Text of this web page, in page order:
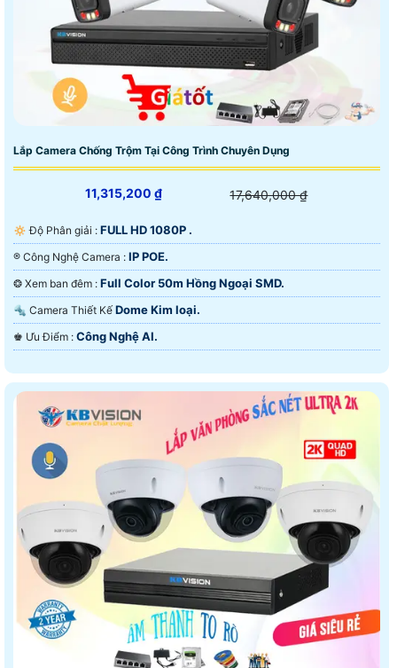
Lắp Camera Chống Trộm Tại Công Trình Chuyên Dụng
11,315,200 ₫ 17,640,000 ₫
🔅 Độ Phân giải : FULL HD 1080P .
®️ Công Nghệ Camera : IP POE.
❂ Xem ban đêm : Full Color 50m Hồng Ngoại SMD.
🔩 Camera Thiết Kế Dome Kim loại.
️♚ Ưu Điểm : Công Nghệ AI.